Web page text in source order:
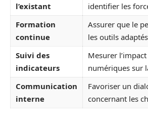
l’existant
identifier les
Formation
continue
Assurer que le
les outils
Suivi des
indicateurs
Mesurer
numériques sur
Communication
interne
Favoriser un
concernant les